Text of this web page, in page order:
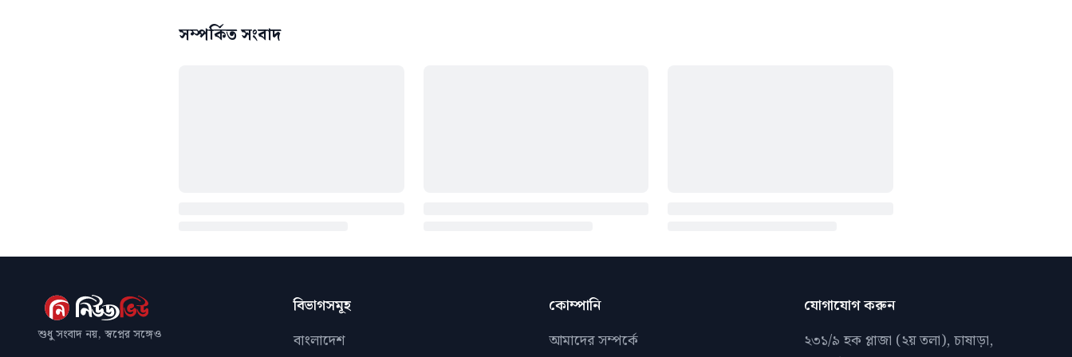
সম্পর্কিত সংবাদ
শুধু সংবাদ নয়, স্বপ্নের সঙ্গেও
বিভাগসমূহ
বাংলাদেশ
কোম্পানি
আমাদের সম্পর্কে
যোগাযোগ করুন
২৩১/৯ হক প্লাজা (২য় তলা), চাষাড়া,